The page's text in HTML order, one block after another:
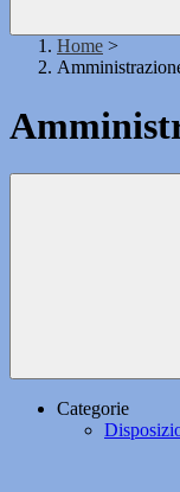
Home >
Categorie